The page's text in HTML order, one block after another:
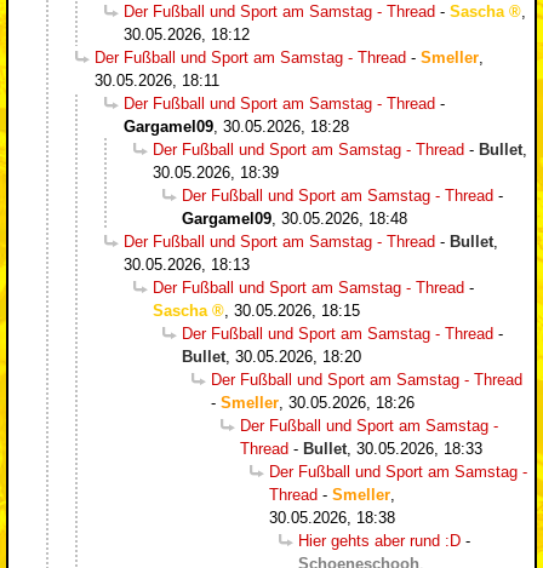
Der Fußball und Sport am Samstag - Thread - Sascha
30.05.2026, 18:12
Der Fußball und Sport am Samstag - Thread - Smeller
30.05.2026, 18:11
Der Fußball und Sport am Samstag - Thread -
Gargamel09 30.05.2026, 18:28
Der Fußball und Sport am Samstag - Thread - Bullet
30.05.2026, 18:39
Der Fußball und Sport am Samstag - Thread -
Gargamel09 30.05.2026, 18:48
Der Fußball und Sport am Samstag - Thread - Bullet
30.05.2026, 18:13
Der Fußball und Sport am Samstag - Thread -
Sascha
30.05.2026, 18:15
Der Fußball und Sport am Samstag - Thread -
Bullet 30.05.2026, 18:20
Der Fußball und Sport am Samstag - Thread
- Smeller 30.05.2026, 18:26
Der Fußball und Sport am Samstag -
Thread - Bullet 30.05.2026, 18:33
Der Fußball und Sport am Samstag -
Thread - Smeller
30.05.2026, 18:38
Hier gehts aber rund :D -
Schoeneschooh